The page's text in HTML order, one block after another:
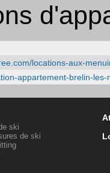
locations-aux-
appartement-brelin-
ski
de ski